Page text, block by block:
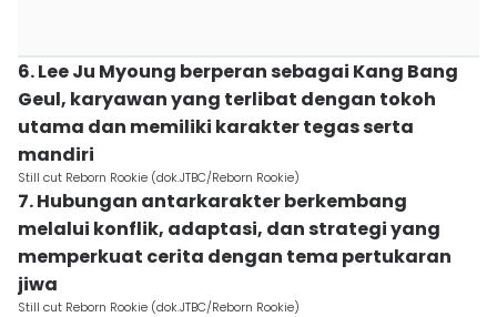
6. Lee Ju Myoung berperan sebagai Kang Bang
Geul, karyawan yang terlibat dengan tokoh
utama dan memiliki karakter tegas serta
mandiri
Still cut Reborn Rookie (dok.JTBC/Reborn Rookie)
7. Hubungan antarkarakter berkembang
melalui konflik, adaptasi, dan strategi yang
memperkuat cerita dengan tema pertukaran
jiwa
Still cut Reborn Rookie (dok.JTBC/Reborn Rookie)